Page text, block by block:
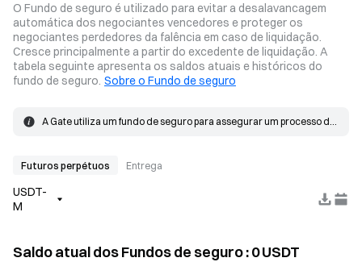
O Fundo de seguro é utilizado para evitar a desalavancagem
automática dos negociantes vencedores e proteger os
negociantes perdedores da falência em caso de liquidação.
Cresce principalmente a partir do excedente de liquidação. A
tabela seguinte apresenta os saldos atuais e históricos do
fundo de seguro. Sobre o Fundo de seguro
A Gate utiliza um fundo de seguro para assegurar um processo de
ao preço de falência e correspondida no mercado. Se o preço de
excedente resultante vai para o fundo de seguro.
Futuros perpétuos Entrega
USDT-
M
Saldo atual dos Fundos de seguro:0USDT